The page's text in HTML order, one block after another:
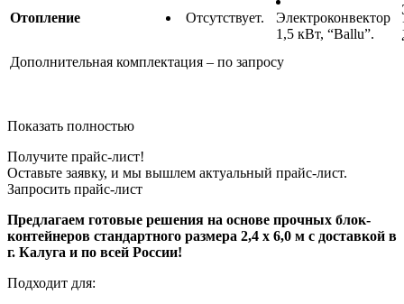
Отопление Отсутствует.
Электроконвектор
1,5 кВт, “Ballu”.
Дополнительная комплектация – по запросу
Показать полностью
Получите прайс-лист!
Оставьте заявку, и мы вышлем актуальный прайс-лист.
Запросить прайс-лист
Предлагаем готовые решения на основе прочных блок-
контейнеров стандартного размера 2,4 х 6,0 м с доставкой в
г. Калуга и по всей России!
Подходит для: